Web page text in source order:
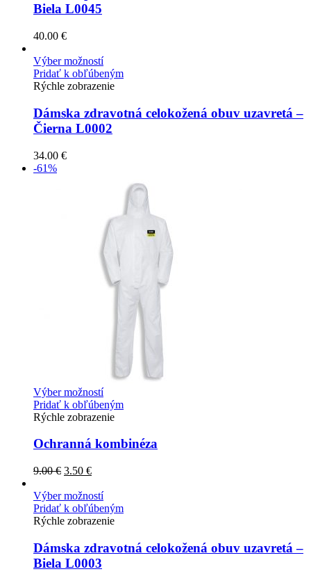
Biela L0045
40.00 €
Výber možností
Pridať k obľúbeným
Rýchle zobrazenie
Dámska zdravotná celokožená obuv uzavretá –
Čierna L0002
34.00 €
-61%
Výber možností
Pridať k obľúbeným
Rýchle zobrazenie
Ochranná kombinéza
9.00€ 3.50 €
Výber možností
Pridať k obľúbeným
Rýchle zobrazenie
Dámska zdravotná celokožená obuv uzavretá –
Biela L0003